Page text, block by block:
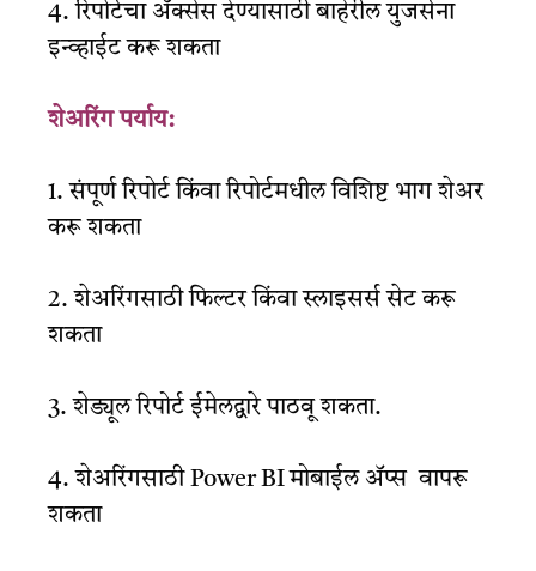
4. रिपोर्टचा ॲक्सेस देण्यासाठी बाहेरील युजर्सना
इन्व्हाईट करू शकता
शेअरिंग पर्याय:
1. संपूर्ण रिपोर्ट किंवा रिपोर्टमधील विशिष्ट भाग शेअर
करू शकता
2. शेअरिंगसाठी फिल्टर किंवा स्लाइसर्स सेट करू
शकता
3. शेड्यूल रिपोर्ट ईमेलद्वारे पाठवू शकता.
4. शेअरिंगसाठी Power BI मोबाईल ॲप्स वापरू
शकता